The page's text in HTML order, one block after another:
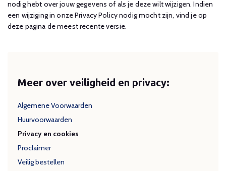
nodig hebt over jouw gegevens of als je deze wilt wijzigen. Indien
een wijziging in onze Privacy Policy nodig mocht zijn, vind je op
deze pagina de meest recente versie.
Meer over veiligheid en privacy:
Algemene Voorwaarden
Huurvoorwaarden
Privacy en cookies
Proclaimer
Veilig bestellen